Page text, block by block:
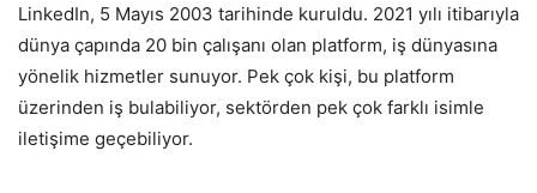
LinkedIn, 5 Mayıs 2003 tarihinde kuruldu. 2021 yılı itibarıyla
dünya çapında 20 bin çalışanı olan platform, iş dünyasına
yönelik hizmetler sunuyor. Pek çok kişi, bu platform
üzerinden iş bulabiliyor, sektörden pek çok farklı isimle
iletişime geçebiliyor.